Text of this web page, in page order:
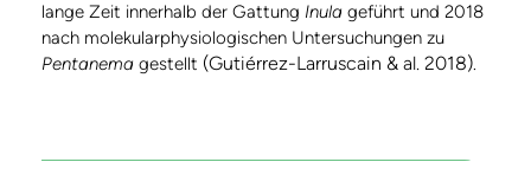
lange Zeit innerhalb der Gattung Inula geführt und 2018
nach molekularphysiologischen Untersuchungen zu
Pentanema gestellt (Gutiérrez-Larruscain & al. 2018).